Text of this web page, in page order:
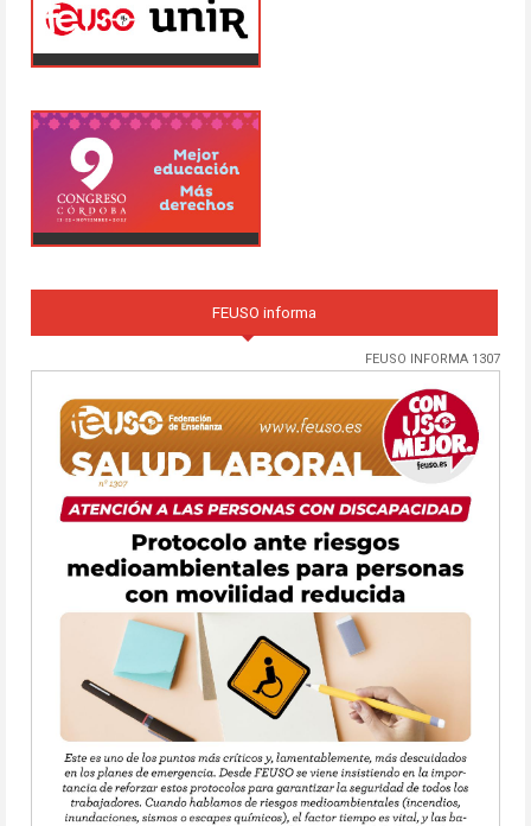
FEUSO informa
FEUSO INFORMA 1307